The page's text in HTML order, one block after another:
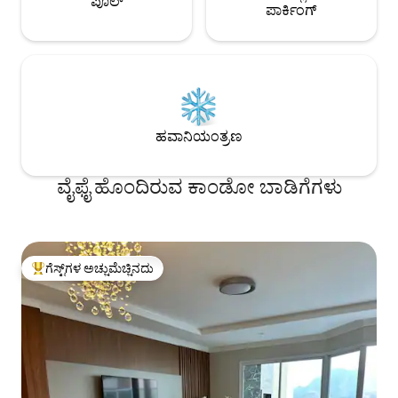
ಪಾರ್ಕಿಂಗ್
ಹವಾನಿಯಂತ್ರಣ
ವೈಫೈ ಹೊಂದಿರುವ ಕಾಂಡೋ ಬಾಡಿಗೆಗಳು
ಗೆಸ್ಟ್‌ಗಳಿಗೆ ಅತಿ ಹೆಚ್ಚು ಅಚ್ಚುಮೆಚ್ಚಿನದು
ಗೆಸ್ಟ್‌ಗಳ ಅಚ್ಚುಮೆಚ್ಚಿನದು